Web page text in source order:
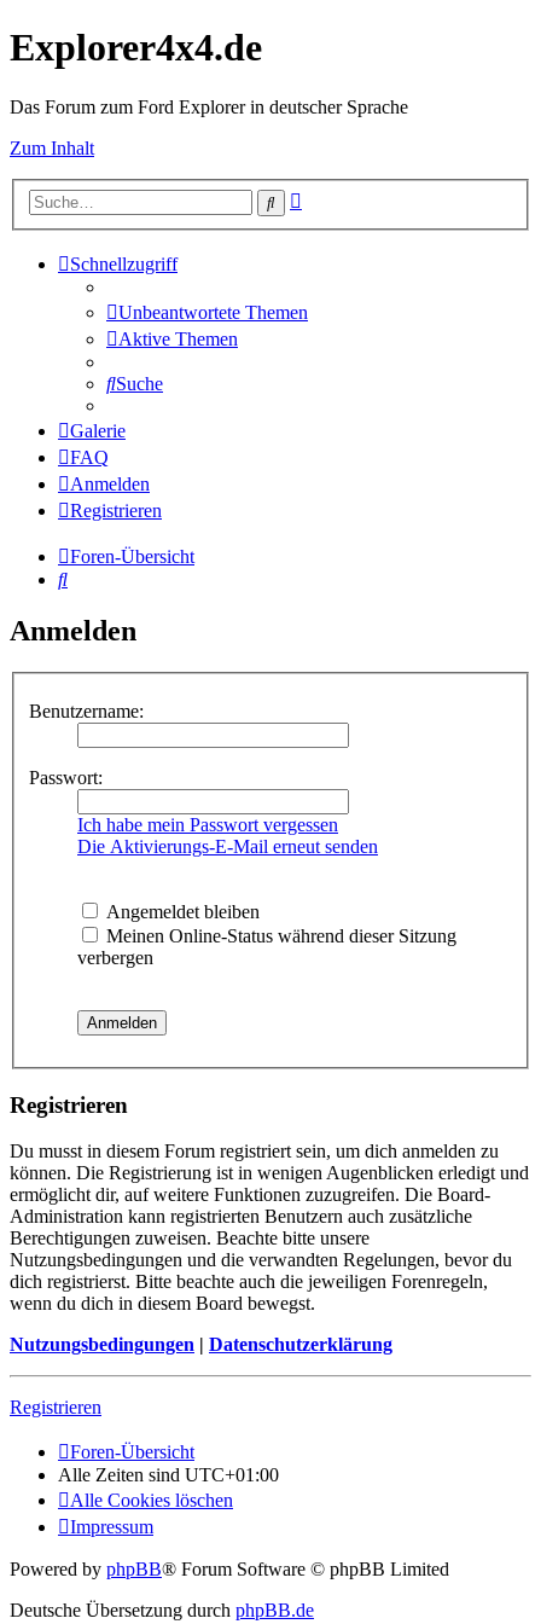
Explorer4x4.de
Das Forum zum Ford Explorer in deutscher Sprache
Zum Inhalt
Suche
Schnellzugriff
Unbeantwortete Themen
Aktive Themen
Suche
Galerie
FAQ
Anmelden
Registrieren
Foren-Übersicht
Suche
Anmelden
Benutzername:
Passwort:
Ich habe mein Passwort vergessen
Die Aktivierungs-E-Mail erneut senden
Angemeldet bleiben
Meinen Online-Status während dieser Sitzung
verbergen
Registrieren
Du musst in diesem Forum registriert sein, um dich anmelden zu
können. Die Registrierung ist in wenigen Augenblicken erledigt und
ermöglicht dir, auf weitere Funktionen zuzugreifen. Die Board-
Administration kann registrierten Benutzern auch zusätzliche
Berechtigungen zuweisen. Beachte bitte unsere
Nutzungsbedingungen und die verwandten Regelungen, bevor du
dich registrierst. Bitte beachte auch die jeweiligen Forenregeln,
wenn du dich in diesem Board bewegst.
Nutzungsbedingungen | Datenschutzerklärung
Registrieren
Foren-Übersicht
Alle Zeiten sind UTC+01:00
Alle Cookies löschen
Impressum
Powered by phpBB® Forum Software © phpBB Limited
Deutsche Übersetzung durch phpBB.de